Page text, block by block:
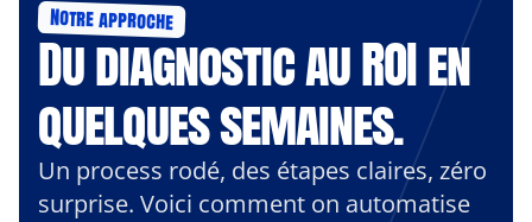
Notre approche
Du diagnostic au ROI en
quelques semaines.
Un process rodé, des étapes claires, zéro
surprise. Voici comment on automatise